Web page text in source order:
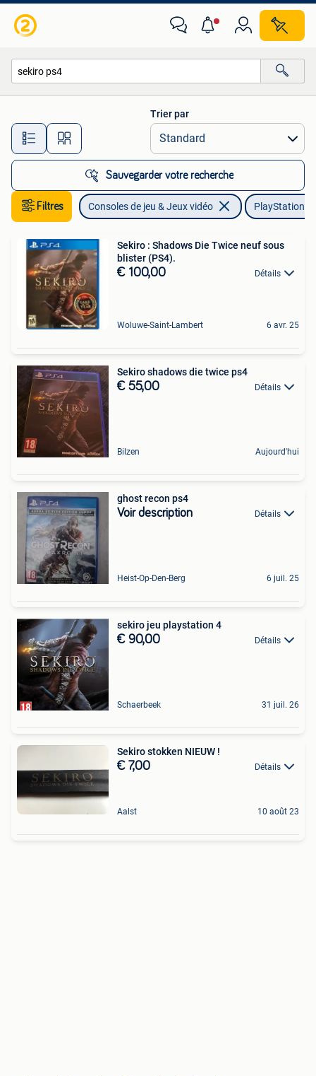
Toutes les distances…
Trier par
Sauvegarder votre recherche
Filtres Consoles de jeu & Jeux vidéo PlayStation 4
Sekiro : Shadows Die Twice neuf sous
blister (PS4).
€ 100,00 Détails
Woluwe-Saint-Lambert 6 avr. 25
Sekiro shadows die twice ps4
€ 55,00 Détails
Bilzen Aujourd'hui
ghost recon ps4
Voir description Détails
Heist-Op-Den-Berg 6 juil. 25
sekiro jeu playstation 4
€ 90,00 Détails
Schaerbeek 31 juil. 26
Sekiro stokken NIEUW !
€ 7,00 Détails
Aalst 10 août 23